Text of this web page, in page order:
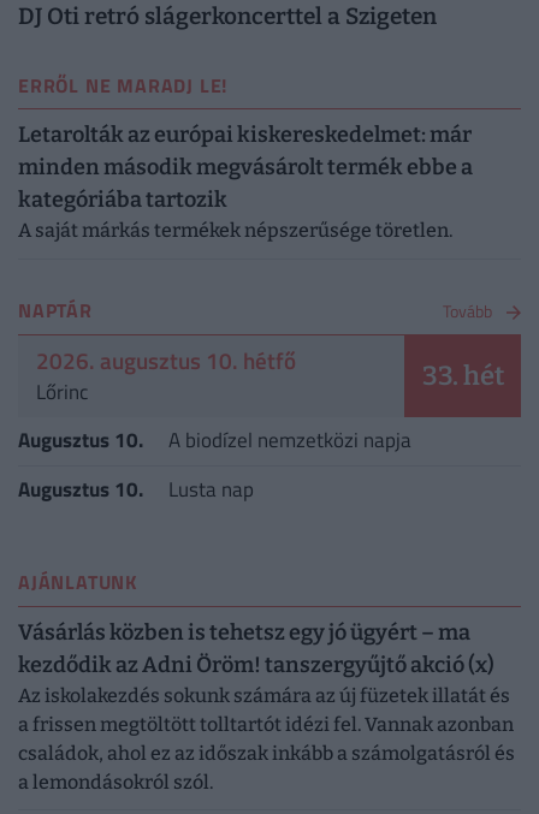
DJ Oti retró slágerkoncerttel a Szigeten
ERRŐL NE MARADJ LE!
Letarolták az európai kiskereskedelmet: már
minden második megvásárolt termék ebbe a
kategóriába tartozik
A saját márkás termékek népszerűsége töretlen.
NAPTÁR Tovább
2026. augusztus 10. hétfő
Lőrinc 33. hét
Augusztus 10.
A biodízel nemzetközi napja
Augusztus 10.
Lusta nap
AJÁNLATUNK
Vásárlás közben is tehetsz egy jó ügyért – ma
kezdődik az Adni Öröm! tanszergyűjtő akció (x)
Az iskolakezdés sokunk számára az új füzetek illatát és
a frissen megtöltött tolltartót idézi fel. Vannak azonban
családok, ahol ez az időszak inkább a számolgatásról és
a lemondásokról szól.